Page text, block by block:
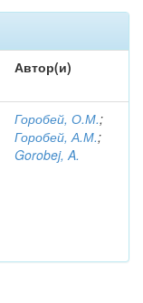
Автор(и)
Горобей, О.М.;
Горобей, А.М.;
Gorobej, A.